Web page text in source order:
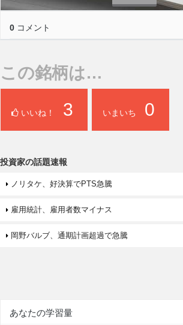
0 コメント
この銘柄は…
いいね！ 3 いまいち 0
投資家の話題速報
ノリタケ、好決算でPTS急騰
雇用統計、雇用者数マイナス
岡野バルブ、通期計画超過で急騰
あなたの学習量